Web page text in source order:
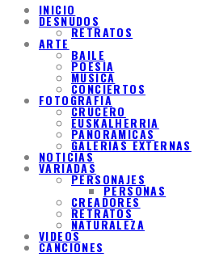
INICIO
DESNUDOS
RETRATOS
ARTE
BAILE
POESIA
MUSICA
CONCIERTOS
FOTOGRAFIA
CRUCERO
EUSKALHERRIA
PANORAMICAS
GALERIAS EXTERNAS
NOTICIAS
VARIADAS
PERSONAJES
PERSONAS
CREADORES
RETRATOS
NATURALEZA
VIDEOS
CANCIONES